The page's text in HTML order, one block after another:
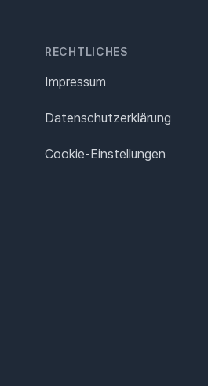
RECHTLICHES
Impressum
Datenschutz­erklärung
Cookie-Einstellungen